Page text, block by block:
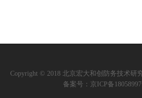
Copyright © 2018 北京宏大和创防务技术研
备案号： 京ICP备